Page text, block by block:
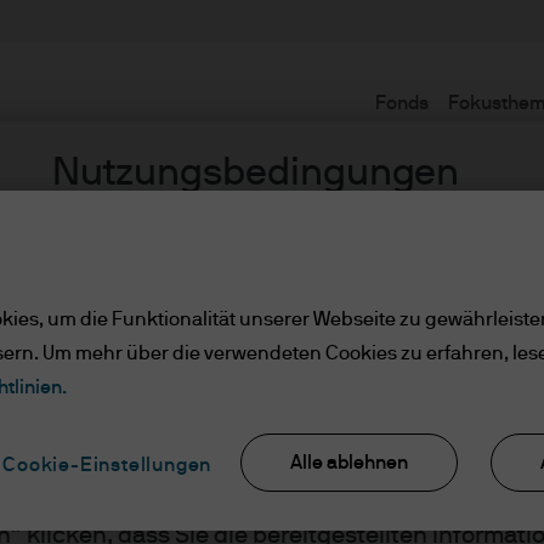
Nutzungsbedingungen
qualifizierte Anlege
Kunde/qualifizierte Anlege
Sie bitte die folgenden Informationen und
klicken, dass Sie die bereitgestellten
Fonds
um die Funktionalität unserer Webseite zu
Um mehr über die verwendeten Cookies zu erfahren,
Cookie-Einstellungen Alle ablehnen